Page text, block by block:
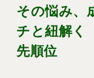
その悩み、
チと紐解く
先順位